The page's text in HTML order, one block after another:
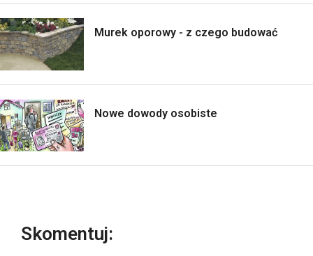
Murek oporowy - z czego budować
Nowe dowody osobiste
Skomentuj: